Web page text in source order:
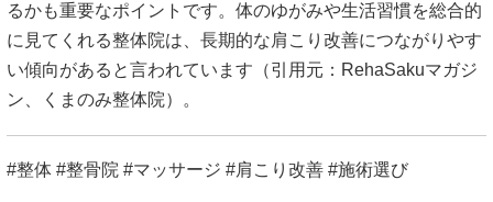
るかも重要なポイントです。体のゆがみや生活習慣を総合的
に見てくれる整体院は、長期的な肩こり改善につながりやす
い傾向があると言われています（引用元： RehaSakuマガジ
ン
くまのみ整体院）。
#整体 #整骨院 #マッサージ #肩こり改善 #施術選び